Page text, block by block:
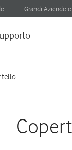
Grandi Aziende e